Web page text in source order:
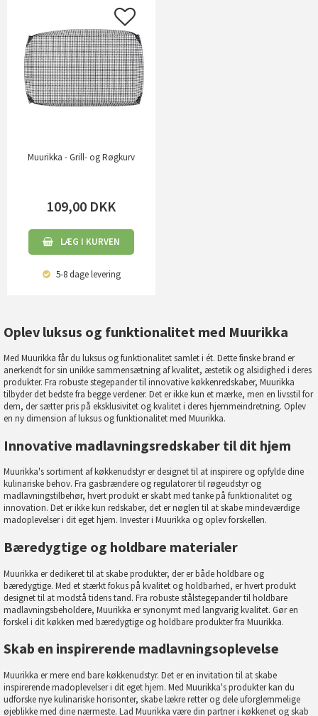
Muurikka - Grill- og Røgkurv
109,00 DKK
LÆG I KURVEN
5-8 dagelevering
Oplev luksus og funktionalitet med Muurikka
Med Muurikka får du luksus og funktionalitet samlet i ét. Dette finske brand er
anerkendt for sin unikke sammensætning af kvalitet, æstetik og alsidighed i deres
produkter. Fra robuste stegepander til innovative køkkenredskaber, Muurikka
tilbyder det bedste fra begge verdener. Det er ikke kun et mærke, men en livsstil for
dem, der sætter pris på eksklusivitet og kvalitet i deres hjemmeindretning. Oplev
en ny dimension af luksus og funktionalitet med Muurikka.
Innovative madlavningsredskaber til dit hjem
Muurikka's sortiment af køkkenudstyr er designet til at inspirere og opfylde dine
kulinariske behov. Fra gasbrændere og regulatorer til røgeudstyr og
madlavningstilbehør, hvert produkt er skabt med tanke på funktionalitet og
innovation. Det er ikke kun redskaber, det er nøglen til at skabe mindeværdige
madoplevelser i dit eget hjem. Invester i Muurikka og oplev forskellen.
Bæredygtige og holdbare materialer
Muurikka er dedikeret til at skabe produkter, der er både holdbare og
bæredygtige. Med et stærkt fokus på kvalitet og holdbarhed, er hvert produkt
designet til at modstå tidens tand. Fra robuste stålstegepander til holdbare
madlavningsbeholdere, Muurikka er synonymt med langvarig kvalitet. Gør en
forskel i dit køkken med bæredygtige og holdbare produkter fra Muurikka.
Skab en inspirerende madlavningsoplevelse
Muurikka er mere end bare køkkenudstyr. Det er en invitation til at skabe
inspirerende madoplevelser i dit eget hjem. Med Muurikka's produkter kan du
udforske nye kulinariske horisonter, skabe lækre retter og dele uforglemmelige
øjeblikke med dine nærmeste. Lad Muurikka være din partner i køkkenet og skab